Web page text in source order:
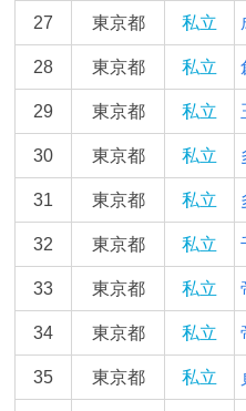
27 東京都 私立
28 東京都 私立
29 東京都 私立
30 東京都 私立
31 東京都 私立
32 東京都 私立
33 東京都 私立
34 東京都 私立
35 東京都 私立